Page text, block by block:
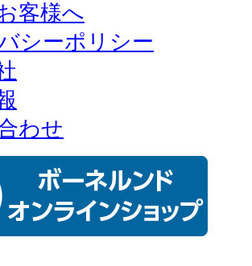
客様へ
シーポリシー
わせ